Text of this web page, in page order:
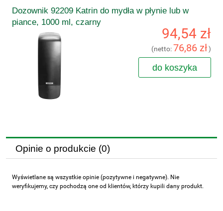
Dozownik 92209 Katrin do mydła w płynie lub w
piance, 1000 ml, czarny
94,54 zł
(netto:76,86 zł)
do koszyka
Opinie o produkcie (0)
Wyświetlane są wszystkie opinie (pozytywne i negatywne). Nie
weryfikujemy, czy pochodzą one od klientów, którzy kupili dany produkt.